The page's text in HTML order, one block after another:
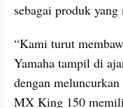
sebagai produk
“Kami turut
Yamaha tampil di
dengan
MX King 150